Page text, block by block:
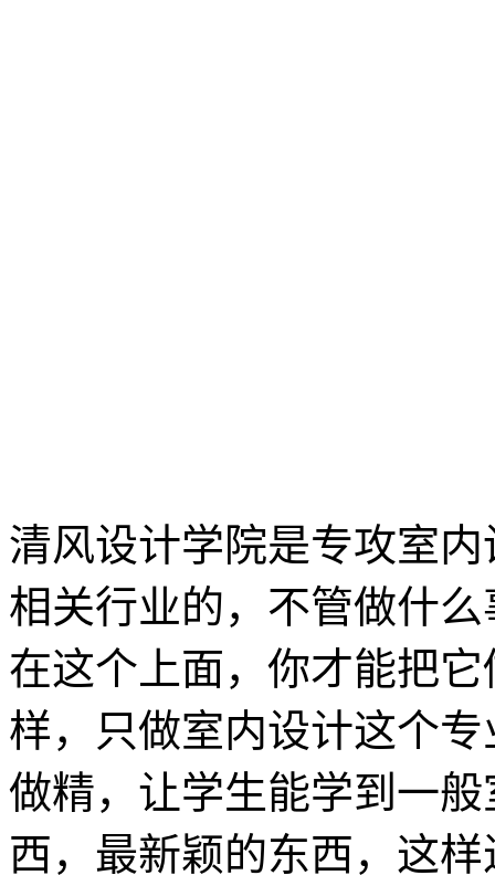
清风设计学院是专攻室
相关行业的，不管做什
在这个上面，你才能把
样，只做室内设计这个
做精，让学生能学到一
西，最新颖的东西，这